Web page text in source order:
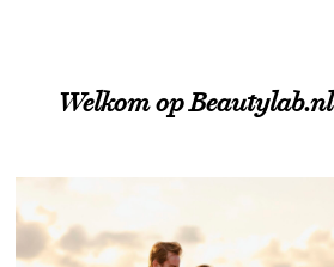
Welkom op Beautylab.nl